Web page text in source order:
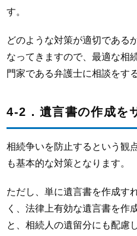
す。
どのような対策が適切である
なってきますので、最適な相
門家である弁護士に相談をす
4-2．遺言書の作成を
相続争いを防止するという観
も基本的な対策となります。
ただし、単に遺言書を作成す
く、法律上有効な遺言書を作
と、相続人の遺留分にも配慮